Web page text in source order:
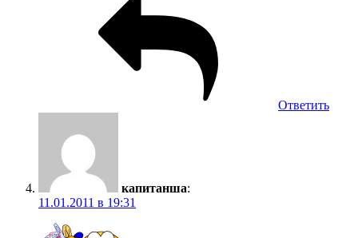
Ответить
капитанша:
11.01.2011 в 19:31